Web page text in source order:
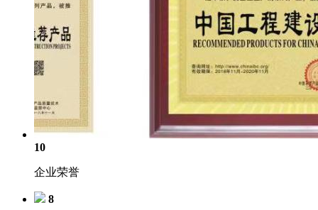
10
企业荣誉
8